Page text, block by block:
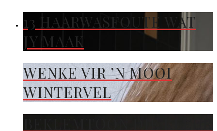
13 HAARWASFOUTE WAT
JY MAAK
WENKE VIR ’N MOOI
WINTERVEL